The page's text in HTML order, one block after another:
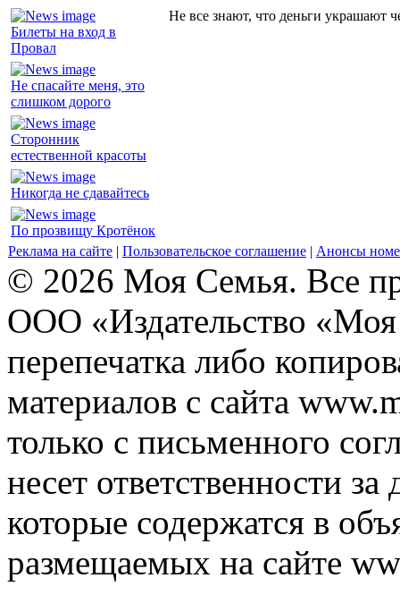
Билеты на вход в
Провал
Не спасайте меня, это
слишком дорого
Сторонник
естественной красоты
Никогда не сдавайтесь
По прозвищу Кротёнок
Не все знают, что деньги украшают
Реклама на сайте | Пользовательское соглашение | Анонсы
© 2026 Моя Семья. Все
ООО «Издательство
перепечатка либо
материалов с сайта
только с письменного
несет ответственности
которые содержатся в
размещаемых на сайте